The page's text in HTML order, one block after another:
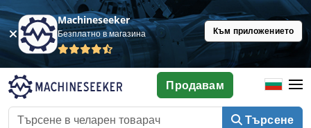
Machineseeker
Безплатно в магазина Към приложението
Търсене
Продавам